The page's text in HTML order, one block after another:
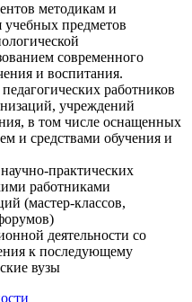
методикам и
учебных предметов
современного
и воспитания.
работников
учреждений
в том числе оснащенных
и средствами обучения и
практических
работниками
(мастер-классов,
деятельности со
к последующему
вузы